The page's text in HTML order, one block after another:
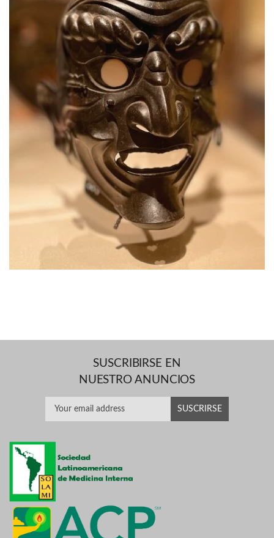
SUSCRIBIRSE EN
NUESTRO ANUNCIOS